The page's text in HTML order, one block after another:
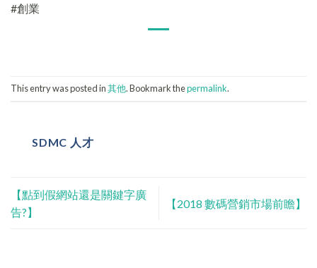
#創業
This entry was posted in其他. Bookmark thepermalink.
SDMC 人才
【點到假網站還是關鍵字廣
告?】
【2018 數碼營銷市場前瞻】